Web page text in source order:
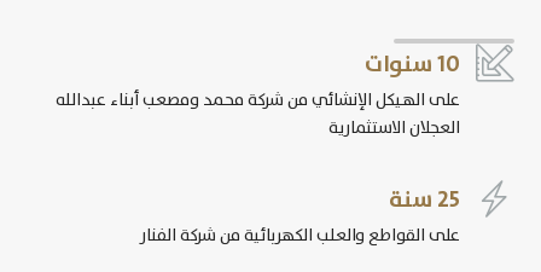
 10 سنوات
على الهيكل الإنشائي من شركة محمد ومصعب أبناء عبدالله
العجلان الاستثمارية
 25 سنة
على القواطع والعلب الكهربائية من شركة الفنار